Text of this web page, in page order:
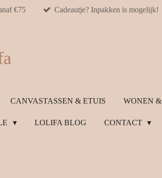
€75 Cadeautje? Inpakken is mogelijk!
CANVASTASSEN & ETUIS WONEN
LOLIFA BLOG CONTACT